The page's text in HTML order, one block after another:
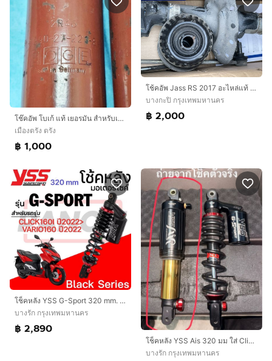
โช๊คอัพ โบเก้ แท้ เยอรมัน สำหรับเต่าคิงพิน..สภาพดี ไร้รอยน้ำมันซึม ดึงเข้าออก ยังหนืดดี ไม่มีช่วงว่าง หัวบู๊ชยังแน่นๆ พร้อมใส่..
เมืองตรัง ตรัง
฿ 1,000
โช้คอัพ Jass RS 2017 อะไหล่แท้ มือสอง ตามสภาพ (คู่หน้า)
บางกะปิ กรุงเทพมหานคร
฿ 2,000
โช็คหลัง YSS G-Sport 320 mm. ใส่ Honda Click160
บางรัก กรุงเทพมหานคร
฿ 2,890
โช็คหลัง YSS Ais 320 มม ใส่ Click160
บางรัก กรุงเทพมหานคร